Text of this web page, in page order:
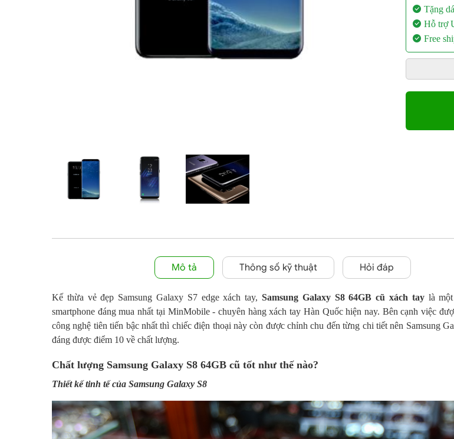
Tặng
Hỗ trợ
Free
Mô tả Thông số kỹ thuật Hỏi đáp
Kế thừa vẻ đẹp Samsung Galaxy S7 edge xách tay, Samsung Galaxy S8 64GB cũ xách taylà một
smartphone đáng mua nhất tại MinMobile - chuyên hàng xách tay Hàn Quốc hiện nay. Bên cạnh việc
công nghệ tiên tiến bậc nhất thì chiếc điện thoại này còn được chỉnh chu đến từng chi tiết nên Samsung
đáng được điểm 10 về chất lượng.
Chất lượng Samsung Galaxy S8 64GB cũ tốt như thế nào?
Thiết kế tinh tế của Samsung Galaxy S8